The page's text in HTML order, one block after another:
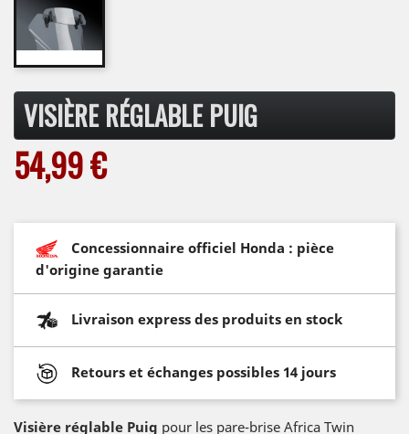
VISIÈRE RÉGLABLE PUIG
54,99 €
Concessionnaire officiel Honda : pièce
d'origine garantie
Livraison express des produits en stock
Retours et échanges possibles 14 jours
Visière réglable Puig pour les pare-brise Africa Twin